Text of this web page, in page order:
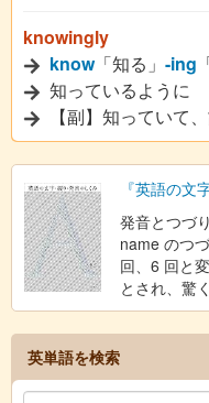
knowingly
know「知る」 -ing
知っているように
【副】知っていて
『英語の文
発音とつづ
name のつ
回、6 回と
とされ、驚
英単語を検索